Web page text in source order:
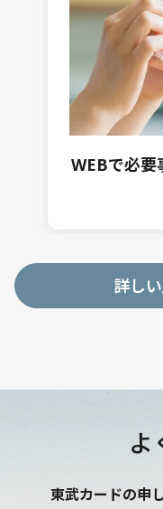
WEBで必要
詳し
よ
東武カードの申